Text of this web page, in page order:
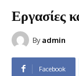
Εργασίες
By admin
Facebook